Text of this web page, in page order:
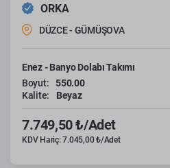
ORKA
DÜZCE - GÜMÜŞOVA
Enez - Banyo Dolabı Takımı
Boyut:
550.00
Kalite:
Beyaz
7.749,50 ₺/Adet
KDV Hariç: 7.045,00 ₺/Adet